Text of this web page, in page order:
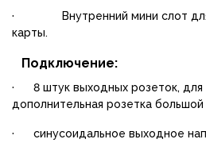
· Внутренний мини слот для
карты.
Подключение:
· 8 штук выходных розеток,
дополнительная розетка
· синусоидальное выходное